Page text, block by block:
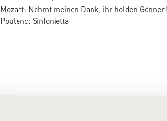
Mozart: Nehmt meinen Dank, ihr holden Gönner!
Poulenc: Sinfonietta